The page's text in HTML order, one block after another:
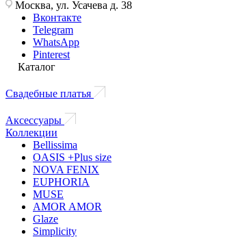
Москва, ул. Усачева д. 38
Вконтакте
Telegram
WhatsApp
Pinterest
Каталог
Свадебные платья
Аксессуары
Коллекции
Bellissima
OASIS +Plus size
NOVA FENIX
EUPHORIA
MUSE
AMOR AMOR
Glaze
Simplicity